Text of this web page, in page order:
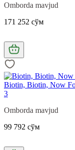
Omborda mavjud
171 252 сўм
Biotin, Biotin, Now
3
Omborda mavjud
99 792 сўм